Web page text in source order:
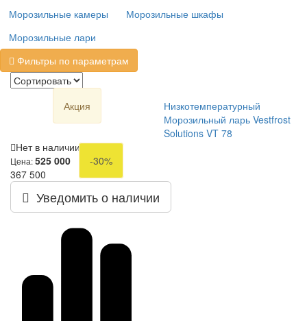
Морозильные камеры
Морозильные шкафы
Морозильные лари
Фильтры по параметрам
Акция
Низкотемпературный
Морозильный ларь Vestfrost
Solutions VT 78
Нет в наличии
Цена:525 000
-30%
367 500
Уведомить о наличии